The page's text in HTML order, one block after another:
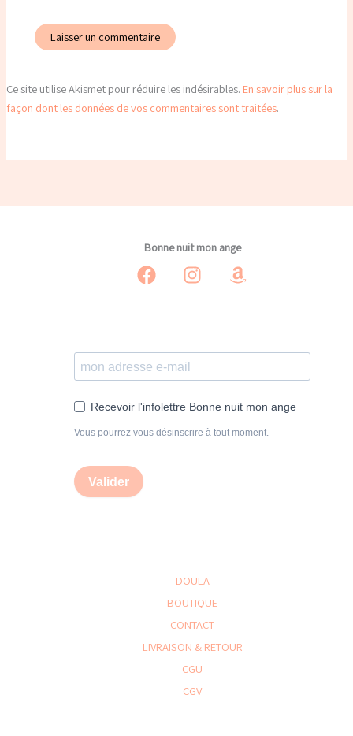
Ce site utilise Akismet pour réduire les indésirables. En savoir plus sur la
façon dont les données de vos commentaires sont traitées.
Bonne nuit mon ange
Recevoir l'infolettre Bonne nuit mon ange
Vous pourrez vous désinscrire à tout moment.
Valider
DOULA
BOUTIQUE
CONTACT
LIVRAISON & RETOUR
CGU
CGV